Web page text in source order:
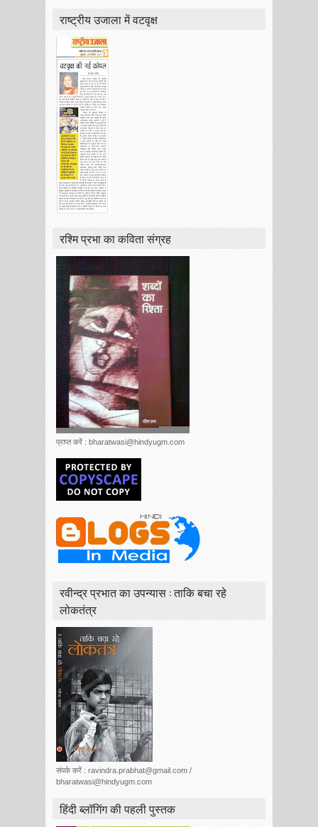
राष्ट्रीय उजाला में वटवृक्ष
रश्मि प्रभा का कविता संग्रह
प्राप्त करें : bharatwasi@hindyugm.com
रवीन्द्र प्रभात का उपन्यास : ताकि बचा रहे
लोकतंत्र
संपर्क करें : ravindra.prabhat@gmail.com /
bharatwasi@hindyugm.com
हिंदी ब्लॉगिंग की पहली पुस्तक